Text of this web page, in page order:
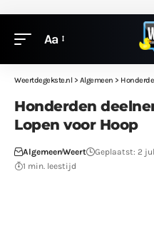
Aa
Weertdegekste.nl> Algemeen >
Honderden
Lopen voor Hoop
AlgemeenWeert Geplaatst: 2
1 min. leestijd